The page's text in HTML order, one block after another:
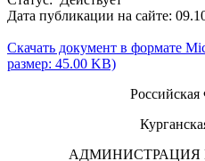
Дата публикации на сайте:
Скачать документ в формате
размер: 45.00 KB)
АДМИНИСТРАЦИЯ